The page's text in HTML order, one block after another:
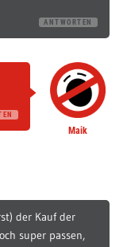
ANTWORTEN
Maik
der Kauf der
super passen,